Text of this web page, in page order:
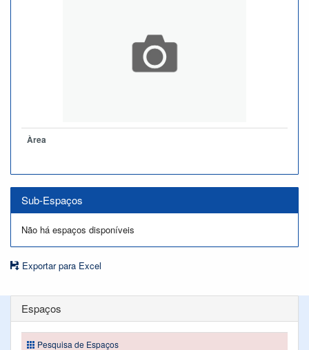
Àrea
Sub-Espaços
Não há espaços disponíveis
Exportar para Excel
Espaços
Pesquisa de Espaços